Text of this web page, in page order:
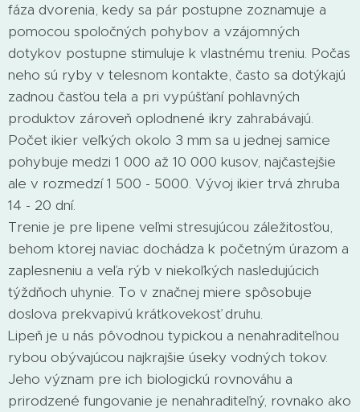
fáza dvorenia, kedy sa pár postupne zoznamuje a
pomocou spoločných pohybov a vzájomných
dotykov postupne stimuluje k vlastnému treniu. Počas
neho sú ryby v telesnom kontakte, často sa dotýkajú
zadnou časťou tela a pri vypúšťaní pohlavných
produktov zároveň oplodnené ikry zahrabávajú.
Počet ikier veľkých okolo 3 mm sa u jednej samice
pohybuje medzi 1 000 až 10 000 kusov, najčastejšie
ale v rozmedzí 1 500 - 5000. Vývoj ikier trvá zhruba
14 - 20 dní.
Trenie je pre lipene veľmi stresujúcou záležitosťou,
behom ktorej naviac dochádza k početným úrazom a
zaplesneniu a veľa rýb v niekoľkých nasledujúcich
týždňoch uhynie. To v značnej miere spôsobuje
doslova prekvapivú krátkovekosť druhu.
Lipeň je u nás pôvodnou typickou a nenahraditeľnou
rybou obývajúcou najkrajšie úseky vodných tokov.
Jeho význam pre ich biologickú rovnováhu a
prirodzené fungovanie je nenahraditeľný, rovnako ako